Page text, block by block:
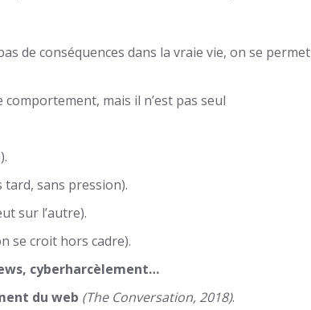
de conséquences dans la vraie vie, on se permet
mais il n’est pas seul
sans pression).
sur l’autre).
se croit hors cadre).
cyberharcèlement…
du web (The Conversation, 2018).